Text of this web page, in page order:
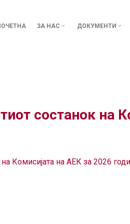
ЗА НАС ДОКУМЕНТИ
состанок на
Комисијата на АЕК за 2026